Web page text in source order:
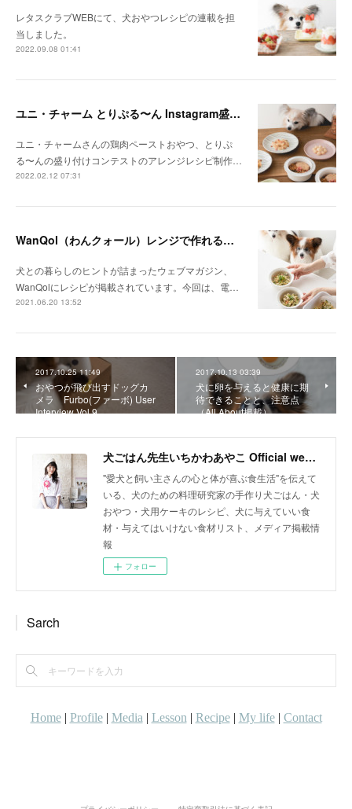
レタスクラブWEBにて、犬おやつレシピの連載を担
当しました。
2022.09.08 01:41
ユニ・チャーム とりぷる〜ん Instagram盛り付けコンテスト
ユニ・チャームさんの鶏肉ペーストおやつ、とりぷ
る〜んの盛り付けコンテストのアレンジレシピ制作…
2022.02.12 07:31
WanQol（わんクォール）レンジで作れる犬ごはんレシピ掲載
犬との暮らしのヒントが詰まったウェブマガジン、
WanQolにレシピが掲載されています。今回は、電…
2021.06.20 13:52
2017.10.25 11:49
おやつが飛び出すドッグカ
メラ Furbo(ファーボ) User
Interview Vol.9
2017.10.13 03:39
犬に卵を与えると健康に期
待できることと、注意点
（All About掲載）
犬ごはん先生いちかわあやこ Official web site
"愛犬と飼い主さんの心と体が喜ぶ食生活"を伝えて
いる、犬のための料理研究家の手作り犬ごはん・犬
おやつ・犬用ケーキのレシピ、犬に与えていい食
材・与えてはいけない食材リスト、メディア掲載情
報
フォロー
Sarch